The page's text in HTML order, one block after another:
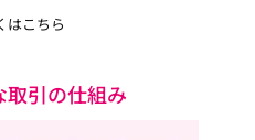
はこちら
取引の仕組み